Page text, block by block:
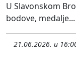
U Slavonskom
bodove, medalje...
21.06.2026. u